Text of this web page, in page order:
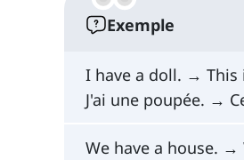
Exemple
I have a doll. → This
J'ai une poupée. →
We have a house. →